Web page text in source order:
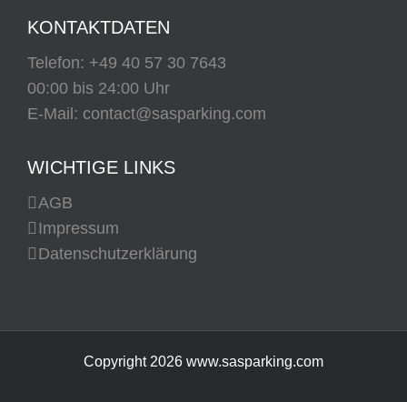
KONTAKTDATEN
Telefon: +49 40 57 30 7643
00:00 bis 24:00 Uhr
E-Mail: contact@sasparking.com
WICHTIGE LINKS
AGB
Impressum
Datenschutzerklärung
Copyright 2026 www.sasparking.com